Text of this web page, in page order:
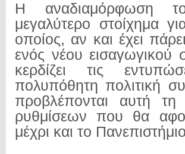
Η αναδιαμόρφωση
μεγαλύτερο στοίχημα
οποίος, αν και έχει
ενός νέου εισαγωγικού
κερδίζει τις
πολυπόθητη πολιτική
προβλέπονται αυτή τη
ρυθμίσεων που θα
μέχρι και το